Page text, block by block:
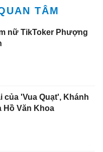
TÂM
nữ TikToker Phượng
của 'Vua Quạt', Khánh
Hồ Văn Khoa